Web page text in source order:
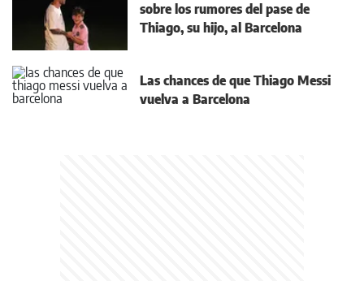
sobre los rumores del pase de
Thiago, su hijo, al Barcelona
Las chances de que Thiago Messi
vuelva a Barcelona